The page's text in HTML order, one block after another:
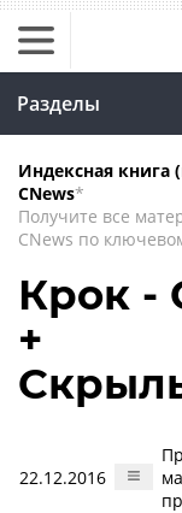
Разделы
Индексная книга
CNews*
Получите все
CNews по
Крок -
+
22.12.2016